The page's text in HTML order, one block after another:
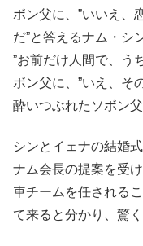
ボン父に、”いいえ、
だ”と答えるナム・シ
”お前だけ人間で、う
ボン父に、”いえ、そ
酔いつぶれたソボン
シンとイェナの結婚
ナム会長の提案を受
車チームを任される
て来ると分かり、驚く